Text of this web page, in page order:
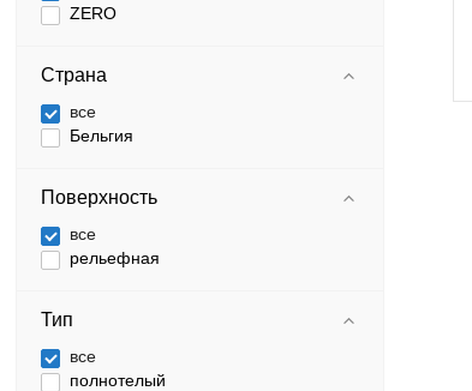
ZERO
Страна
все
Бельгия
Поверхность
все
рельефная
Тип
все
полнотелый